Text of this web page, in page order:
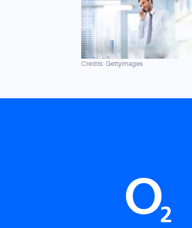
Credits: Gettyimages